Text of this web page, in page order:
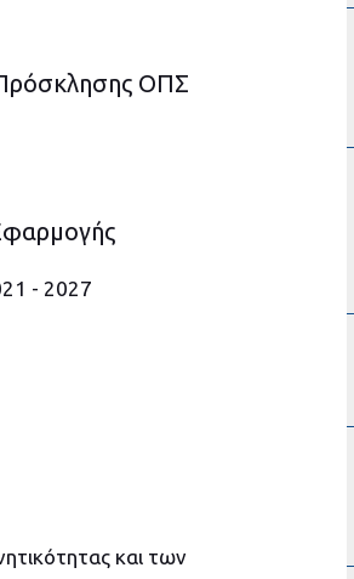
ΟΠΣ
- 2027
και των